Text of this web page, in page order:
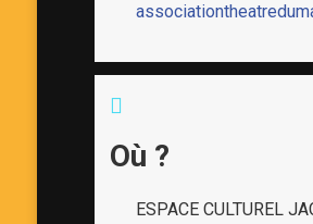
Où ?
ESPACE CULTUREL